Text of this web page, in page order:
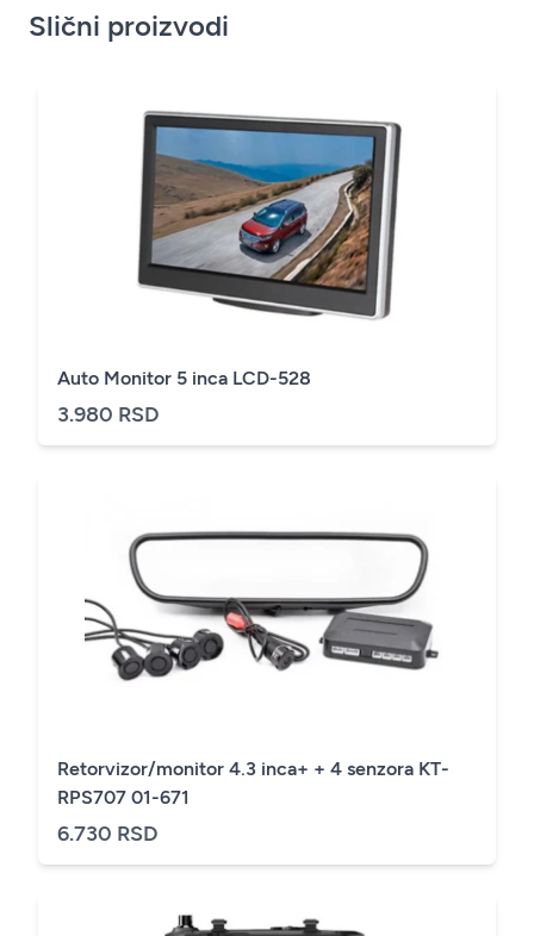
Slični proizvodi
Auto Monitor 5 inca LCD-528
3.980 RSD
Retorvizor/monitor 4.3 inca+ + 4 senzora KT-
RPS707 01-671
6.730 RSD